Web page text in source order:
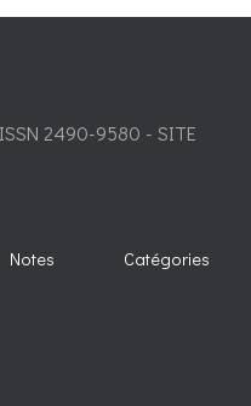
2490-9580 - SITE
Notes Catégories